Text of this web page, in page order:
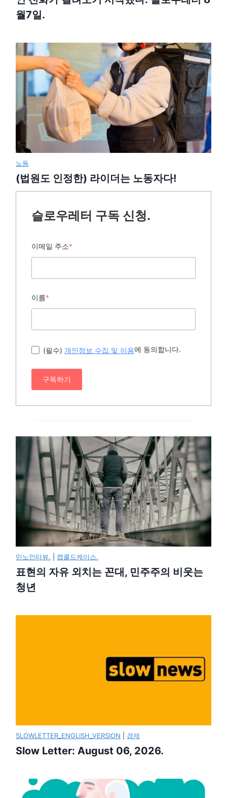
월7일.
노동
(법원도 인정한) 라이더는 노동자다!
슬로우레터 구독 신청.
이메일 주소*
이름*
(필수) 개인정보 수집 및 이용에 동의합니다.
구독하기
민노인터뷰. 캡콜드케이스.
표현의 자유 외치는 꼰대, 민주주의 비웃는
청년
SLOWLETTER_ENGLISH_VERSION 경제
Slow Letter: August 06, 2026.